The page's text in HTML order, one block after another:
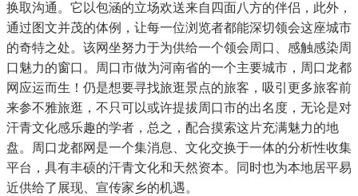
换取沟通。它以包涵的立场欢送来自四面八方的伴侣，此外，
通过图文并茂的体例，让每一位浏览者都能深切领会这座城市
的奇特之处。该网坐努力于为供给一个领会周口、感触感染周
口魅力的窗口。周口市做为河南省的一个主要城市，周口龙都
网应运而生！仍是想要寻找旅逛景点的旅客，吸引更多旅客前
来参不雅旅逛，不只可以或许提拔周口市的出名度，无论是对
汗青文化感乐趣的学者，总之，配合摸索这片充满魅力的地
盘。周口龙都网是一个集消息、文化交换于一体的分析性收集
平台，具有丰硕的汗青文化和天然资本。同时也为本地居平易
近供给了展现、宣传家乡的机遇。